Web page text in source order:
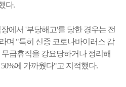
다.
에서 '부당해고'를 당한 경우는 전
며 "특히 신종 코로나바이러스 감
급휴직을 강요당하거나 정리해
에 가까웠다"고 지적했다.